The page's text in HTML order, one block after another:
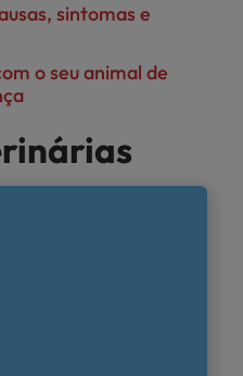
sintomas e
o seu animal de